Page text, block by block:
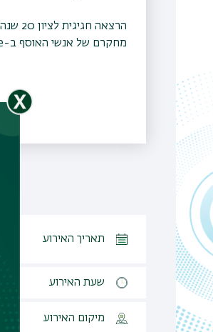
הרצאה חגיגית לציון 20 שנה לאוסף הלאומי, ופרסום
מחקרם של אנשי האוסף ב-Nature
תאריך האירוע
שעת האירוע
מיקום האירוע